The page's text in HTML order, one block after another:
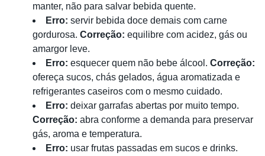
manter, não para salvar bebida quente.
Erro: servir bebida doce demais com carne
gordurosa. Correção: equilibre com acidez, gás ou
amargor leve.
Erro: esquecer quem não bebe álcool. Correção:
ofereça sucos, chás gelados, água aromatizada e
refrigerantes caseiros com o mesmo cuidado.
Erro: deixar garrafas abertas por muito tempo.
Correção: abra conforme a demanda para preservar
gás, aroma e temperatura.
Erro: usar frutas passadas em sucos e drinks.